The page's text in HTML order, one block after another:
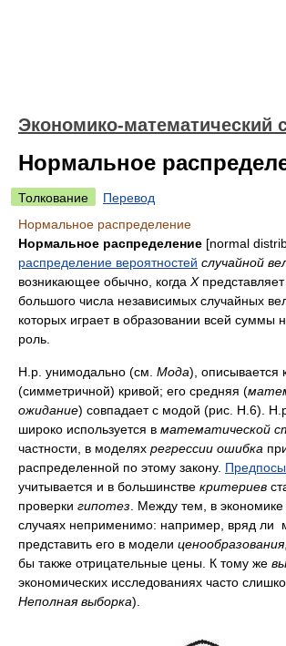
Экономико-математический
Нормальное
Толкование
Перевод
Нормальное распределение
Нормальное распределение [normal
распределение вероятностей случайной
возникающее обычно, когда X
большого числа независимых случайных
которых играет в образовании всей суммы
роль.
Н.р. унимодально (см. Мода), описывается
(симметричной) кривой; его средняя (
ожидание) совпадает с модой (рис. H.6).
широко используется в математической
частности, в моделях регрессии ошибка
распределенной по этому закону.
учитывается и в большинстве критериев
проверки гипотез . Между тем, в
случаях неприменимо: например, вряд ли
представить его в модели ценообразования
бы также отрицательные цены. К тому же
экономических исследованиях часто
Неполная выборка).